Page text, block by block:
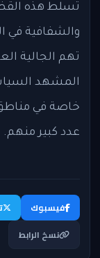
تسلط هذه
والشفافية في
تهم الجالية
المشهد
خاصة في
عدد كبير منهم.
فيسبوك
نسخ الرابط